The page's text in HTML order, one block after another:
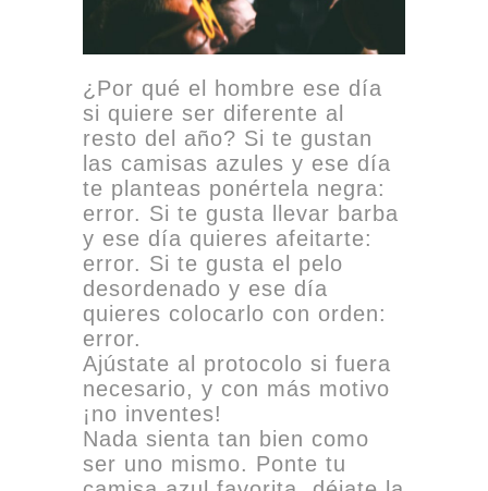
¿Por qué el hombre ese día
si quiere ser diferente al
resto del año? Si te gustan
las camisas azules y ese día
te planteas ponértela negra:
error. Si te gusta llevar barba
y ese día quieres afeitarte:
error. Si te gusta el pelo
desordenado y ese día
quieres colocarlo con orden:
error.
Ajústate al protocolo si fuera
necesario, y con más motivo
¡no inventes!
Nada sienta tan bien como
ser uno mismo. Ponte tu